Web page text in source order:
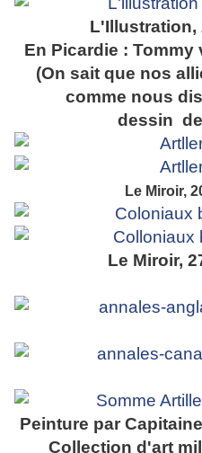
L'Illustration,
En Picardie :
(On sait que nos
comme nous
dessin
Le Miroir,
Le Miroir,
Peinture par
Collection d'art